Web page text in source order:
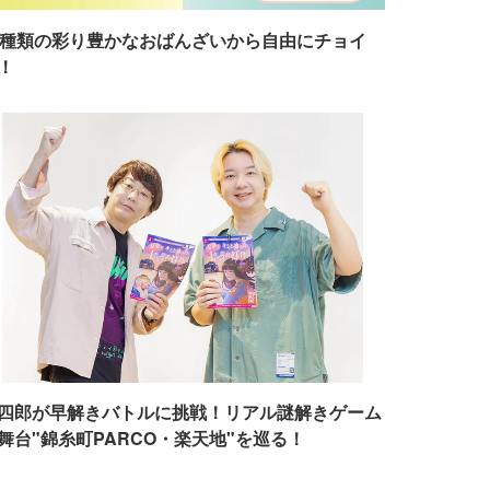
類の彩り豊かなおばんざいから自由にチョイ
郎が早解きバトルに挑戦！リアル謎解きゲーム
台"錦糸町PARCO・楽天地"を巡る！